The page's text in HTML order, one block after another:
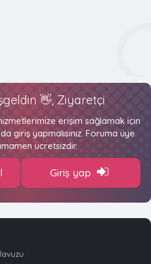
👋, Ziyaretçi
erişim sağlamak için
giriş yapmalısınız. Foruma üye
ücretsizdir.
Giriş yap